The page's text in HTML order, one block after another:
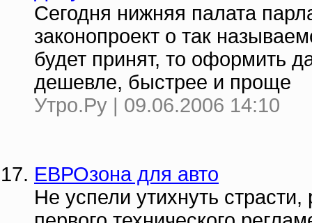
Сегодня нижняя палата
законопроект о так
будет принят, то оформить
дешевле, быстрее и проще
Утро.Ру | 09.06.2006 14:10
ЕВРОзона для авто
Не успели утихнуть